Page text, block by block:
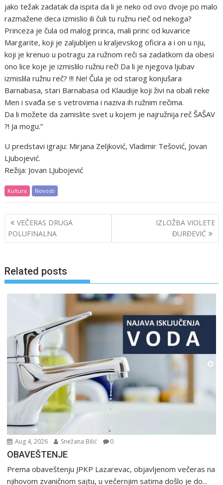
jako težak zadatak da ispita da li je neko od ovo dvoje po malo
razmažene deca izmislio ili čuli tu ružnu rieč od nekoga?
Princeza je čula od malog princa, mali princ od kuvarice
Margarite, koji je zaljubljen u kraljevskog oficira a i on u nju,
koji je krenuo u potragu za ružnom reči sa zadatkom da obesi
ono lice koje je izmislilo ružnu reč! Da li je njegova ljubav
izmislila ružnu reč? !!! Ne! Čula je od starog konjušara
Barnabasa, stari Barnabasa od Klaudije koji živi na obali reke
Men i svađa se s vetrovima i naziva ih ružnim rečima.
Da li možete da zamislite svet u kojem je najružnija reč ŠAŠAV
?! Ja mogu.”
U predstavi igraju: Mirjana Zeljković, Vladimir Tešović, Jovan
LJubojević.
Režija: Jovan LJubojević
Kultura Novosti
Post
navigation
VEČERAS DRUGA
POLUFINALNA
IZLOŽBA VIOLETE
ĐURĐEVIĆ
Related posts
Aug 4, 2026 Snežana Bilić 0
OBAVEŠTENJE
Prema obaveštenju JPKP Lazarevac, objavljenom večeras na
njihovom zvaničnom sajtu, u večernjim satima došlo je do...